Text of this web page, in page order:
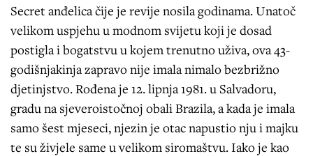
Secret anđelica čije je revije nosila godinama. Unatoč
velikom uspjehu u modnom svijetu koji je dosad
postigla i bogatstvu u kojem trenutno uživa, ova 43-
godišnjakinja zapravo nije imala nimalo bezbrižno
djetinjstvo. Rođena je 12. lipnja 1981. u Salvadoru,
gradu na sjeveroistočnoj obali Brazila, a kada je imala
samo šest mjeseci, njezin je otac napustio nju i majku
te su živjele same u velikom siromaštvu. Iako je kao